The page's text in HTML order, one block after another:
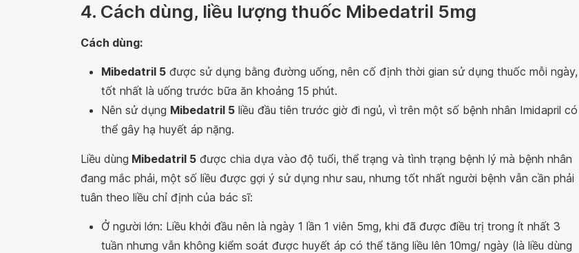
4. Cách dùng, liều lượng thuốc Mibedatril 5mg
Cách dùng:
Mibedatril 5 được sử dụng bằng đường uống, nên cố định thời gian sử dụng thuốc mỗi ngày,
tốt nhất là uống trước bữa ăn khoảng 15 phút.
Nên sử dụng Mibedatril 5 liều đầu tiên trước giờ đi ngủ, vì trên một số bệnh nhân Imidapril có
thể gây hạ huyết áp nặng.
Liều dùng Mibedatril 5 được chia dựa vào độ tuổi, thể trạng và tình trạng bệnh lý mà bệnh nhân
đang mắc phải, một số liều được gợi ý sử dụng như sau, nhưng tốt nhất người bệnh vẫn cần phải
tuân theo liều chỉ định của bác sĩ:
Ở người lớn: Liều khởi đầu nên là ngày 1 lần 1 viên 5mg, khi đã được điều trị trong ít nhất 3
tuần nhưng vẫn không kiểm soát được huyết áp có thể tăng liều lên 10mg/ ngày (là liều dùng